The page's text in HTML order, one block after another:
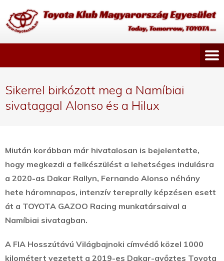
Sikerrel birkózott meg a Namíbiai
sivataggal Alonso és a Hilux
Miután korábban már hivatalosan is bejelentette,
hogy megkezdi a felkészülést a lehetséges indulásra
a 2020-as Dakar Rallyn, Fernando Alonso néhány
hete háromnapos, intenzív tereprally képzésen esett
át a TOYOTA GAZOO Racing munkatársaival a
Namíbiai sivatagban.
A FIA Hosszútávú Világbajnoki címvédő közel 1000
kilométert vezetett a 2019-es Dakar-győztes Toyota